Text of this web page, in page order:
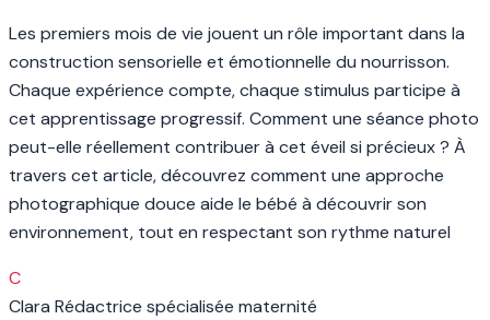
Les premiers mois de vie jouent un rôle important dans la
construction sensorielle et émotionnelle du nourrisson.
Chaque expérience compte, chaque stimulus participe à
cet apprentissage progressif. Comment une séance photo
peut-elle réellement contribuer à cet éveil si précieux ? À
travers cet article, découvrez comment une approche
photographique douce aide le bébé à découvrir son
environnement, tout en respectant son rythme naturel
C
Clara Rédactrice spécialisée maternité